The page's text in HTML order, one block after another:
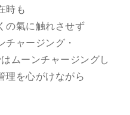
時も
の氣に触れさせず
チャージング・
ムーンチャージングし
理を心がけながら